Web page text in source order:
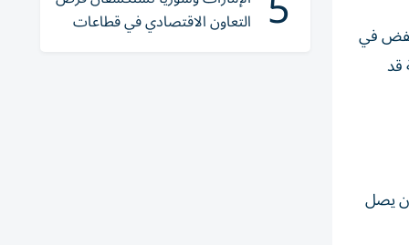
تنخفض في
قد
يصل
التعاون الاقتصادي في قطاعات